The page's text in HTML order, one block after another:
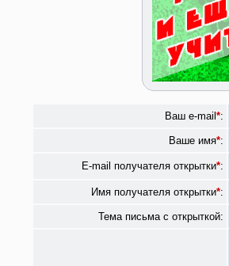
Ваш e-mail *:
Ваше имя*:
E-mail получателя открытки*:
Имя получателя открытки*:
Тема письма с открыткой: